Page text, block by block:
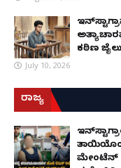
ಕಠಿಣ ಜೈಲು
July 10, 2026
ರಾಜ್ಯ
ಮೇಂಟೆನ್